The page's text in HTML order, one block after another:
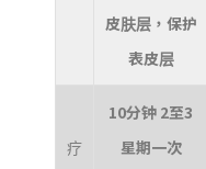
皮肤层，保护
表皮层
疗
10分钟 2至3
星期一次